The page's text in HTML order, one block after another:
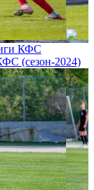
КФС
(сезон-2024)